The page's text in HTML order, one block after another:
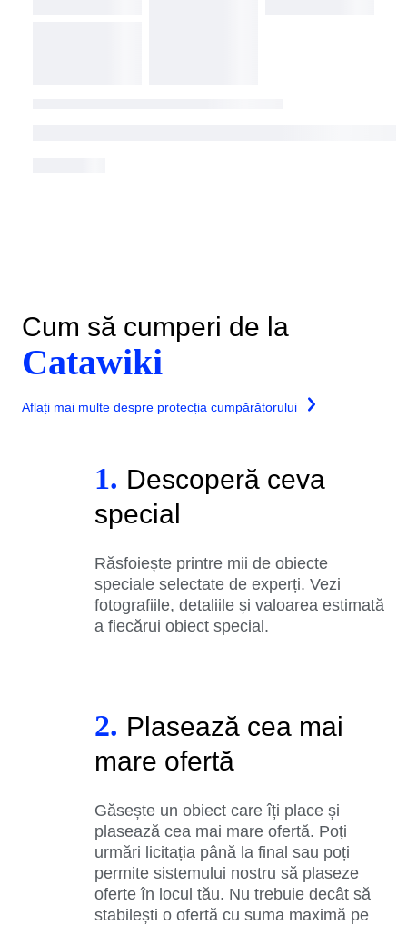
Cum să cumperi de la
Catawiki
Aflați mai multe despre protecția cumpărătorului
1. Descoperă ceva
special
Răsfoiește printre mii de obiecte
speciale selectate de experți. Vezi
fotografiile, detaliile și valoarea estimată
a fiecărui obiect special.
2. Plasează cea mai
mare ofertă
Găsește un obiect care îți place și
plasează cea mai mare ofertă. Poți
urmări licitația până la final sau poți
permite sistemului nostru să plaseze
oferte în locul tău. Nu trebuie decât să
stabilești o ofertă cu suma maximă pe